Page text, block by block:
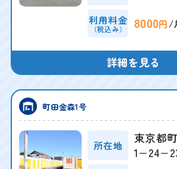
利用料金
（税込み） 8000円/
詳細を見る
町田金森1号
所在地
東京都